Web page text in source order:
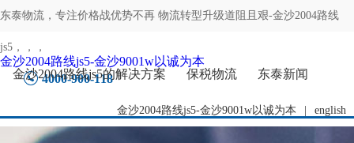
东泰物流，专注价格战优势不再 物流转型升级道阻且艰-金沙2004路线
js5 ，，，
4000-900-118
金沙2004路线js5-金沙9001w以诚为本 english
金沙2004路线js5-金沙9001w以诚为本
金沙2004路线js5的解决方案
保税物流 东泰新闻